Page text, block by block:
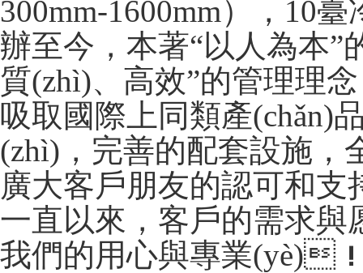
300mm-1600mm），10
辦至今，本著“以人為本
質(zhì)、高效”的管理理
吸取國際上同類產(chǎn)品
(zhì)，完善的配套設施
廣大客戶朋友的認可和支持
一直以來，客戶的需求
我們的用心與專業(yè)